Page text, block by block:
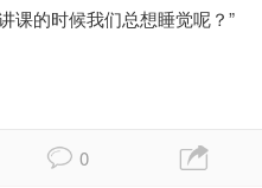
课的时候我们总想睡觉呢？”
0